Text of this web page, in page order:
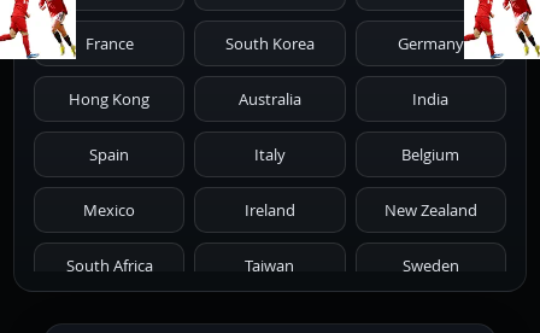
1981 1980 1979 1978 1977
1976 1975 1974 1973 1972
1971 1970 1969 1968 1967
1966 1965 1964 1963 1962
1959 1955
France South Korea Germany
Hong Kong Australia India
Spain Italy Belgium
Mexico Ireland New Zealand
South Africa Taiwan Sweden
Netherlands Russia Poland